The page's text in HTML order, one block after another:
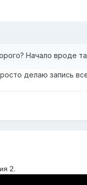
Начало вроде
делаю запись
2.